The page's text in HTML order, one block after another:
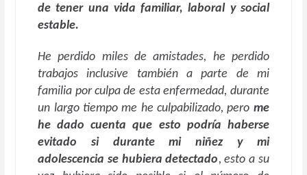
de tener una vida familiar, laboral y social
estable.
He perdido miles de amistades, he perdido
trabajos inclusive también a parte de mi
familia por culpa de esta enfermedad, durante
un largo tiempo me he culpabilizado, pero me
he dado cuenta que esto podría haberse
evitado si durante mi niñez y mi
adolescencia se hubiera detectado, esto a su